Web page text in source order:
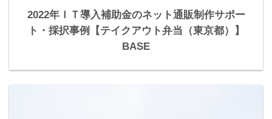
2022年ＩＴ導入補助金のネット通販制作サポー
ト・採択事例【テイクアウト弁当（東京都）】
BASE